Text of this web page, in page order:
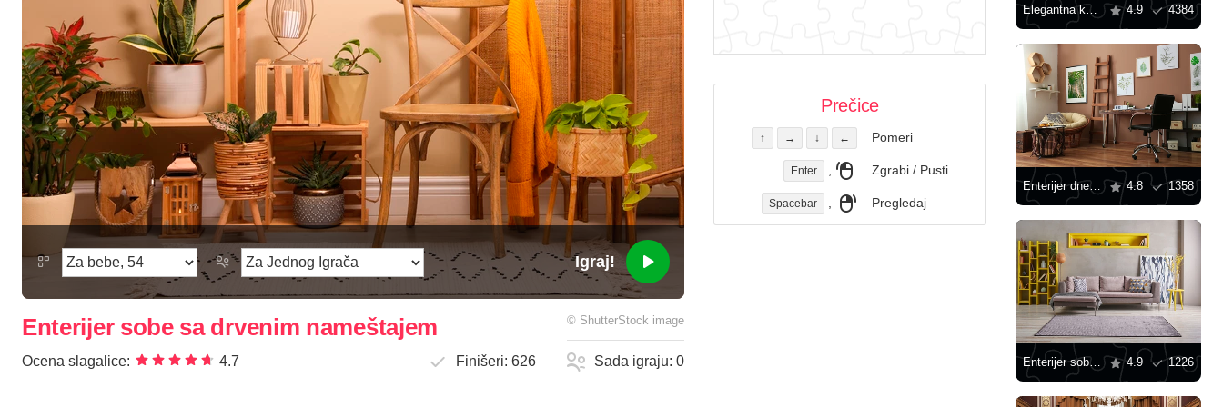
Igraj!
Enterijer sobe sa drvenim nameštajem © ShutterStock image
Ocena slagalice: 4.7 Finišeri:626 Sada igraju:0
Prečice
↑ → ↓ ← Pomeri
Enter , Zgrabi / Pusti
Spacebar , Pregledaj
Elegantna kuhinja u roze boji 4.9 4384
Enterijer dnevne sobe sa radnim mestom 4.8 1358
Enterijer sobe sa žutim nameštajem 4.9 1226